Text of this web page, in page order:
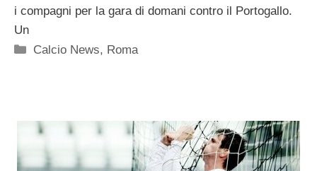
i compagni per la gara di domani contro il Portogallo.
Un
Categorie
Calcio News, Roma